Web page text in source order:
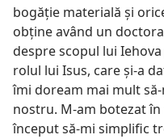
bogăţie materială şi
obţine având un
despre scopul lui
rolul lui Isus, care şi-a
îmi doream mai mult
nostru. M-am botezat în
început să-mi simplific